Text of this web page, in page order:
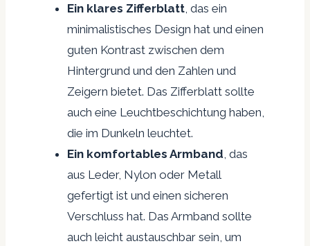
Ein klares Zifferblatt, das ein
minimalistisches Design hat und einen
guten Kontrast zwischen dem
Hintergrund und den Zahlen und
Zeigern bietet. Das Zifferblatt sollte
auch eine Leuchtbeschichtung haben,
die im Dunkeln leuchtet.
Ein komfortables Armband , das
aus Leder, Nylon oder Metall
gefertigt ist und einen sicheren
Verschluss hat. Das Armband sollte
auch leicht austauschbar sein, um